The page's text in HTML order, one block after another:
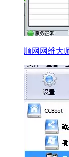
顺网网维大